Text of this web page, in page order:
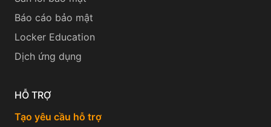
Báo cáo bảo mật
Locker Education
Dịch ứng dụng
HỖ TRỢ
Tạo yêu cầu hỗ trợ